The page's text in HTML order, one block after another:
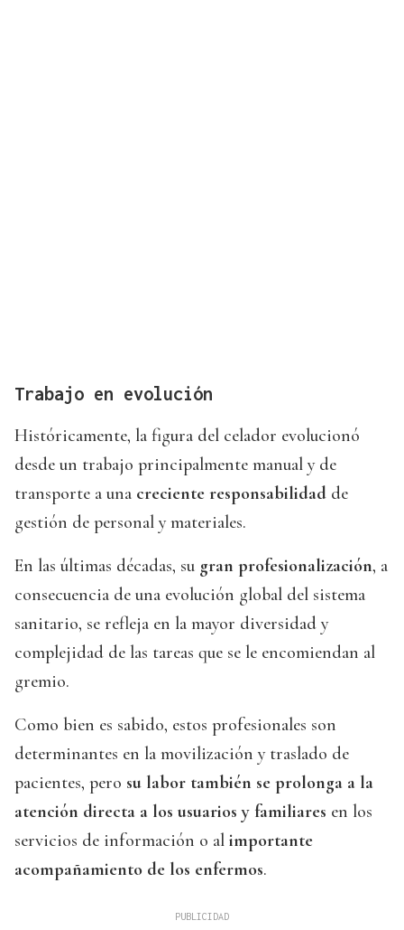
Trabajo en evolución
Históricamente, la figura del celador evolucionó
desde un trabajo principalmente manual y de
transporte a una creciente responsabilidad de
gestión de personal y materiales.
En las últimas décadas, su gran profesionalización, a
consecuencia de una evolución global del sistema
sanitario, se refleja en la mayor diversidad y
complejidad de las tareas que se le encomiendan al
gremio.
Como bien es sabido, estos profesionales son
determinantes en la movilización y traslado de
pacientes, pero su labor también se prolonga a la
atención directa a los usuarios y familiares en los
servicios de información o al importante
acompañamiento de los enfermos.